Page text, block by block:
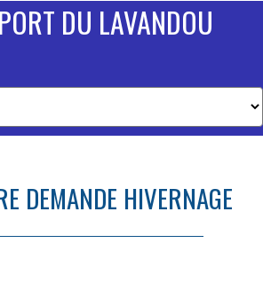
PORT DU LAVANDOU
DEMANDE HIVERNAGE